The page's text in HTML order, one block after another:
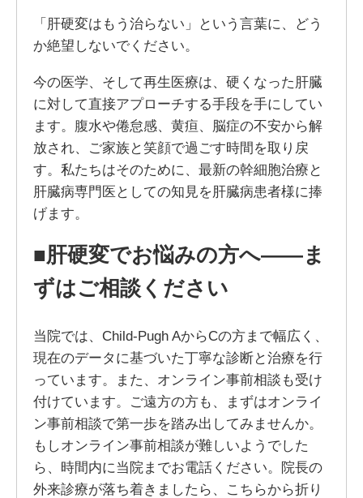
「肝硬変はもう治らない」という言葉に、どう
か絶望しないでください。
今の医学、そして再生医療は、硬くなった肝臓
に対して直接アプローチする手段を手にしてい
ます。腹水や倦怠感、黄疸、脳症の不安から解
放され、ご家族と笑顔で過ごす時間を取り戻
す。私たちはそのために、最新の幹細胞治療と
肝臓病専門医としての知見を肝臓病患者様に捧
げます。
■肝硬変でお悩みの方へ——ま
ずはご相談ください
当院では、Child-Pugh AからCの方まで幅広く、
現在のデータに基づいた丁寧な診断と治療を行
っています。また、オンライン事前相談も受け
付けています。ご遠方の方も、まずはオンライ
ン事前相談で第一歩を踏み出してみませんか。
もしオンライン事前相談が難しいようでした
ら、時間内に当院までお電話ください。院長の
外来診療が落ち着きましたら、こちらから折り